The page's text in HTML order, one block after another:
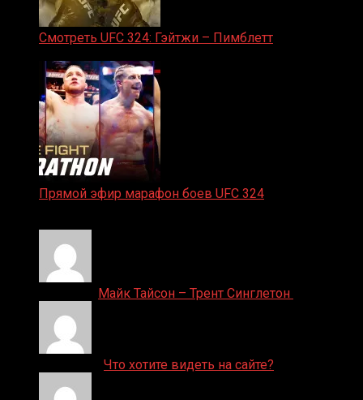
Смотреть UFC 324: Гэйтжи – Пимблетт
Прямой эфир марафон боев UFC 324
Майк Тайсон – Трент Синглетон
Что хотите видеть на сайте?